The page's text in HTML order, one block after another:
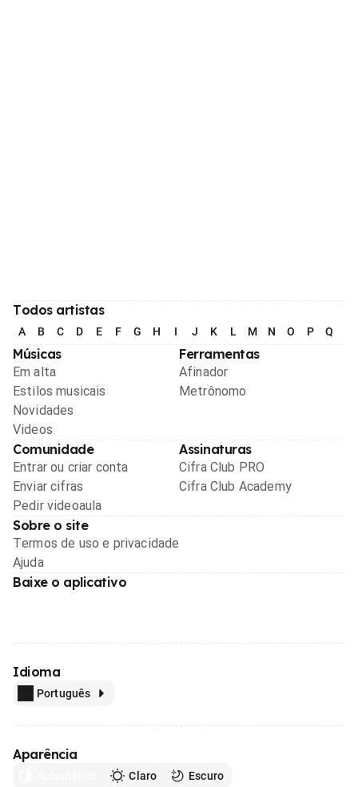
Todos artistas
A B C D E F G H I J K L M N O P Q
Músicas
Em alta
Estilos musicais
Novidades
Videos
Ferramentas
Afinador
Metrônomo
Comunidade
Entrar ou criar conta
Enviar cifras
Pedir videoaula
Assinaturas
Cifra Club PRO
Cifra Club Academy
Sobre o site
Termos de uso e privacidade
Ajuda
Baixe o aplicativo
Idioma
Português
Aparência
Claro Escuro